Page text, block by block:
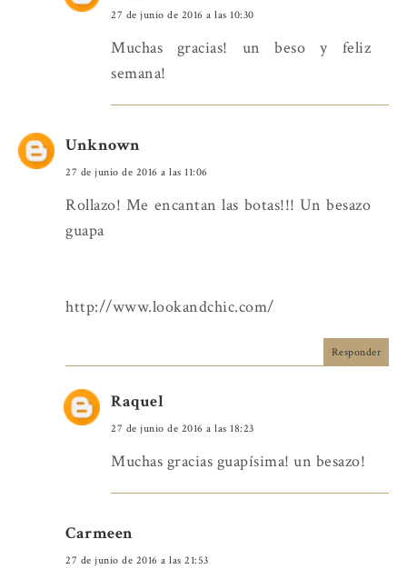
27 de junio de 2016 a las 10:30
Muchas gracias! un beso y feliz
semana!
Unknown
27 de junio de 2016 a las 11:06
Rollazo! Me encantan las botas!!! Un besazo
guapa
http://www.lookandchic.com/
Responder
Raquel
27 de junio de 2016 a las 18:23
Muchas gracias guapísima! un besazo!
Carmeen
27 de junio de 2016 a las 21:53